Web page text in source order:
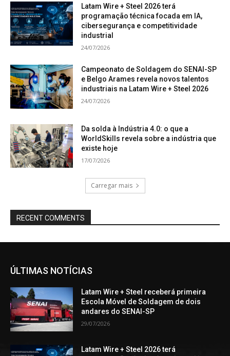
Latam Wire + Steel 2026 terá
programação técnica focada em IA,
cibersegurança e competitividade
industrial
24/07/2026
Campeonato de Soldagem do SENAI-SP
e Belgo Arames revela novos talentos
industriais na Latam Wire + Steel 2026
24/07/2026
Da solda à Indústria 4.0: o que a
WorldSkills revela sobre a indústria que
existe hoje
17/07/2026
Carregar mais
RECENT COMMENTS
ÚLTIMAS NOTÍCIAS
Latam Wire + Steel receberá primeira
Escola Móvel de Soldagem de dois
andares do SENAI-SP
29/07/2026
Latam Wire + Steel 2026 terá